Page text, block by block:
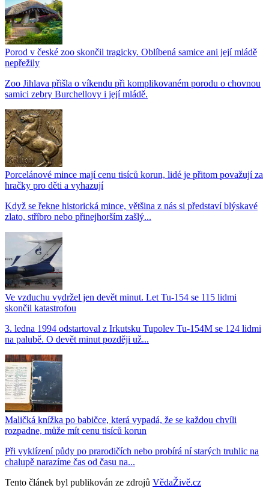
Porod v české zoo skončil tragicky. Oblíbená samice ani její mládě
nepřežily
Zoo Jihlava přišla o víkendu při komplikovaném porodu o chovnou
samici zebry Burchellovy i její mládě.
Porcelánové mince mají cenu tisíců korun, lidé je přitom považují za
hračky pro děti a vyhazují
Když se řekne historická mince, většina z nás si představí blýskavé
zlato, stříbro nebo přinejhorším zašlý...
Ve vzduchu vydržel jen devět minut. Let Tu-154 se 115 lidmi
skončil katastrofou
3. ledna 1994 odstartoval z Irkutsku Tupolev Tu-154M se 124 lidmi
na palubě. O devět minut později už...
Maličká knížka po babičce, která vypadá, že se každou chvíli
rozpadne, může mít cenu tisíců korun
Při vyklízení půdy po prarodičích nebo probírá ní starých truhlic na
chalupě narazíme čas od času na...
Tento článek byl publikován ze zdrojů VědaŽivě.cz